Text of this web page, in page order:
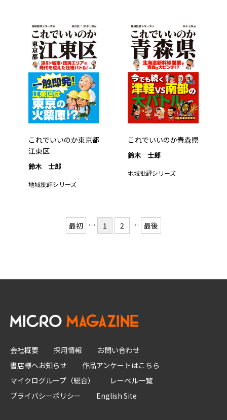
これでいいのか東京都
江東区
鈴木 士郎
地域批評シリーズ
これでいいのか青森県
鈴木 士郎
地域批評シリーズ
最初 … 1 2 … 最後
会社概要 採用情報
お問い合わせ
書店様へお知らせ
作品アンケートはこちら
マイクログループ（総合）
レーベル一覧
プライバシーポリシー
English Site